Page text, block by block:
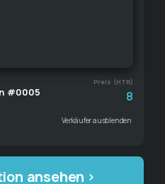
Preis (HTR)
#0005 8
Verkäufer ausblenden
ansehen